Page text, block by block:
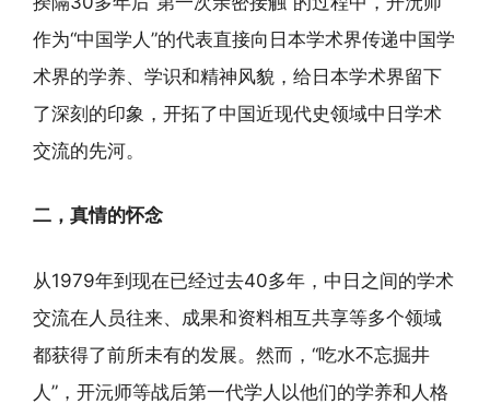
作为“中国学人”的代表直接向日本学术界传递中国学
术界的学养、学识和精神风貌，给日本学术界留下
了深刻的印象，开拓了中国近现代史领域中日学术
交流的先河。
二，真情的怀念
从1979年到现在已经过去40多年，中日之间的学术
交流在人员往来、成果和资料相互共享等多个领域
都获得了前所未有的发展。然而，“吃水不忘掘井
人”，开沅师等战后第一代学人以他们的学养和人格